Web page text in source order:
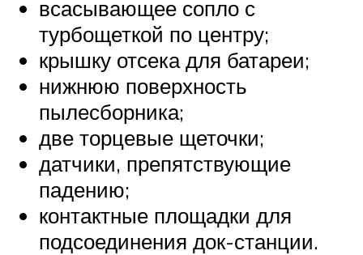
всасывающее сопло с
турбощеткой по центру;
крышку отсека для батареи;
нижнюю поверхность
пылесборника;
две торцевые щеточки;
датчики, препятствующие
падению;
контактные площадки для
подсоединения док-станции.